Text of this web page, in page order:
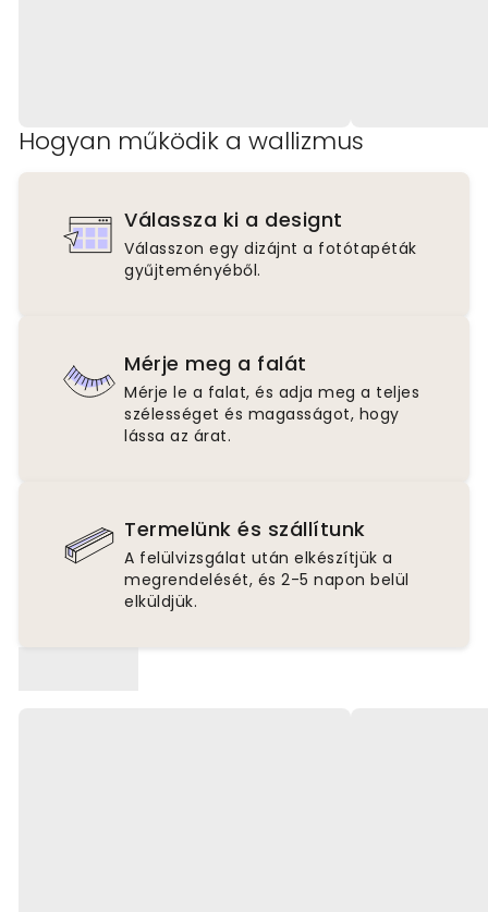
Hogyan működik a wallizmus
Válassza ki a designt
Válasszon egy dizájnt a fotótapéták
gyűjteményéből.
Mérje meg a falát
Mérje le a falat, és adja meg a teljes
szélességet és magasságot, hogy
lássa az árat.
Termelünk és szállítunk
A felülvizsgálat után elkészítjük a
megrendelését, és 2-5 napon belül
elküldjük.